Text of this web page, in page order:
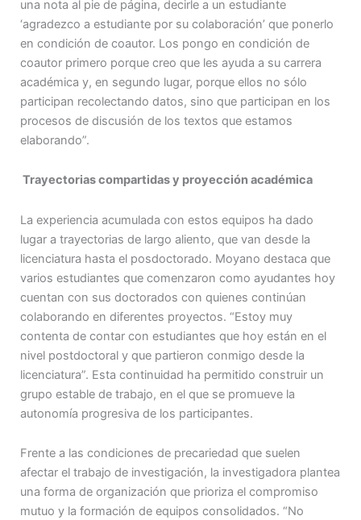
una nota al pie de página, decirle a un estudiante
‘agradezco a estudiante por su colaboración’ que ponerlo
en condición de coautor. Los pongo en condición de
coautor primero porque creo que les ayuda a su carrera
académica y, en segundo lugar, porque ellos no sólo
participan recolectando datos, sino que participan en los
procesos de discusión de los textos que estamos
elaborando”.
Trayectorias compartidas y proyección académica
La experiencia acumulada con estos equipos ha dado
lugar a trayectorias de largo aliento, que van desde la
licenciatura hasta el posdoctorado. Moyano destaca que
varios estudiantes que comenzaron como ayudantes hoy
cuentan con sus doctorados con quienes continúan
colaborando en diferentes proyectos. “Estoy muy
contenta de contar con estudiantes que hoy están en el
nivel postdoctoral y que partieron conmigo desde la
licenciatura”. Esta continuidad ha permitido construir un
grupo estable de trabajo, en el que se promueve la
autonomía progresiva de los participantes.
Frente a las condiciones de precariedad que suelen
afectar el trabajo de investigación, la investigadora plantea
una forma de organización que prioriza el compromiso
mutuo y la formación de equipos consolidados. “No